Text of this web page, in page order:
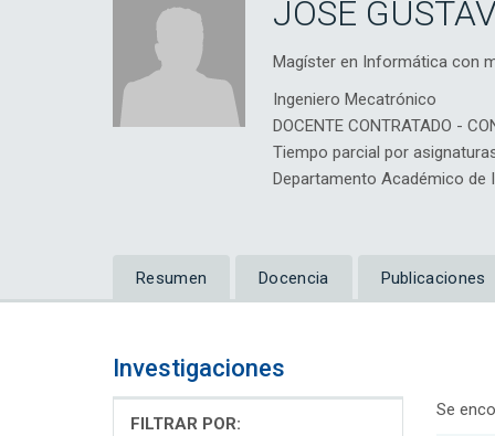
JOSE
Magíster en Informática con
Ingeniero Mecatrónico
DOCENTE CONTRATADO -
Tiempo parcial por
Departamento Académico de
Resumen Docencia Publicaciones
Investigaciones
FILTRAR POR:
Se